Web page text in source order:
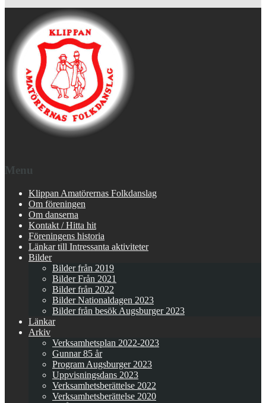
Menu
Klippan Amatörernas Folkdanslag
Om föreningen
Om danserna
Kontakt / Hitta hit
Föreningens historia
Länkar till Intressanta aktiviteter
Bilder
Bilder från 2019
Bilder Från 2021
Bilder från 2022
Bilder Nationaldagen 2023
Bilder från besök Augsburger 2023
Länkar
Arkiv
Verksamhetsplan 2022-2023
Gunnar 85 år
Program Augsburger 2023
Uppvisningsdans 2023
Verksamhetsberättelse 2022
Verksamhetsberättelse 2020